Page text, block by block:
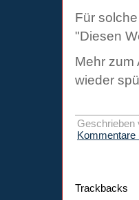
Für
"Diesen
Mehr zum
wieder
Geschrieben
Kommentare
Trackbacks